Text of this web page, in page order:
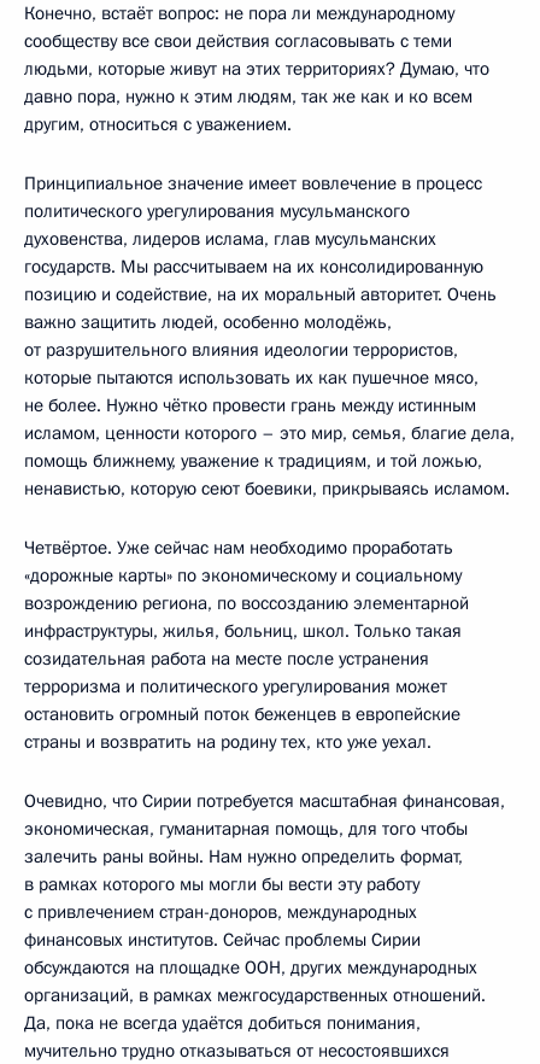
Конечно, встаёт вопрос: не пора ли международному
сообществу все свои действия согласовывать с теми
людьми, которые живут на этих территориях? Думаю, что
давно пора, нужно к этим людям, так же как и ко всем
другим, относиться с уважением.
Принципиальное значение имеет вовлечение в процесс
политического урегулирования мусульманского
духовенства, лидеров ислама, глав мусульманских
государств. Мы рассчитываем на их консолидированную
позицию и содействие, на их моральный авторитет. Очень
важно защитить людей, особенно молодёжь,
от разрушительного влияния идеологии террористов,
которые пытаются использовать их как пушечное мясо,
не более. Нужно чётко провести грань между истинным
исламом, ценности которого – это мир, семья, благие дела,
помощь ближнему, уважение к традициям, и той ложью,
ненавистью, которую сеют боевики, прикрываясь исламом.
Четвёртое. Уже сейчас нам необходимо проработать
«дорожные карты» по экономическому и социальному
возрождению региона, по воссозданию элементарной
инфраструктуры, жилья, больниц, школ. Только такая
созидательная работа на месте после устранения
терроризма и политического урегулирования может
остановить огромный поток беженцев в европейские
страны и возвратить на родину тех, кто уже уехал.
Очевидно, что Сирии потребуется масштабная финансовая,
экономическая, гуманитарная помощь, для того чтобы
залечить раны войны. Нам нужно определить формат,
в рамках которого мы могли бы вести эту работу
с привлечением стран-доноров, международных
финансовых институтов. Сейчас проблемы Сирии
обсуждаются на площадке ООН, других международных
организаций, в рамках межгосударственных отношений.
Да, пока не всегда удаётся добиться понимания,
мучительно трудно отказываться от несостоявшихся